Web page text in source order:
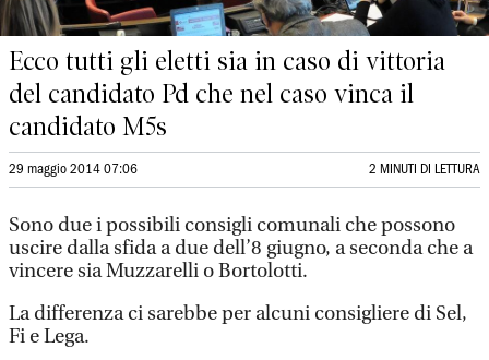
Ecco tutti gli eletti sia in caso di vittoria
del candidato Pd che nel caso vinca il
candidato M5s
29 maggio 2014 07:06 2 MINUTI DI LETTURA
Sono due i possibili consigli comunali che possono
uscire dalla sfida a due dell’8 giugno, a seconda che a
vincere sia Muzzarelli o Bortolotti.
La differenza ci sarebbe per alcuni consigliere di Sel,
Fi e Lega.